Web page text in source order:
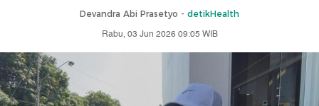
Devandra Abi Prasetyo - detikHealth
Rabu, 03 Jun 2026 09:05 WIB